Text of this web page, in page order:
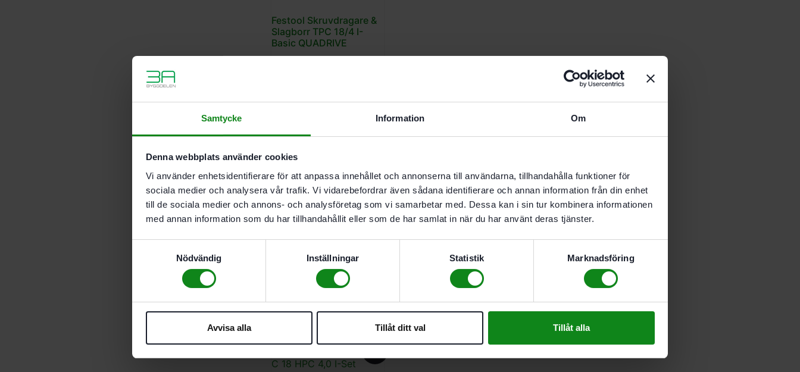
Samtycke Information Om
Denna webbplats använder cookies
Vi använder enhetsidentifierare för att anpassa innehållet och annonserna till användarna, tillhandahålla funktioner för
sociala medier och analysera vår trafik. Vi vidarebefordrar även sådana identifierare och annan information från din enhet
till de sociala medier och annons- och analysföretag som vi samarbetar med. Dessa kan i sin tur kombinera informationen
med annan information som du har tillhandahållit eller som de har samlat in när du har använt deras tjänster.
Nödvändig
Inställningar Statistik Marknadsföring
Avvisa alla Tillåt ditt val Tillåt alla
Festool Skruvdragare &
Slagborr TPC 18/4 I-
Basic QUADRIVE
5135kr 4490kr
Festool Skruvdragare &
Slagborr TPC 18/4 I-
Basic-Set QUADRIVE
7800kr 6990kr
Festool Skruvdragare C
18 Basic-Set
6645kr 6490kr